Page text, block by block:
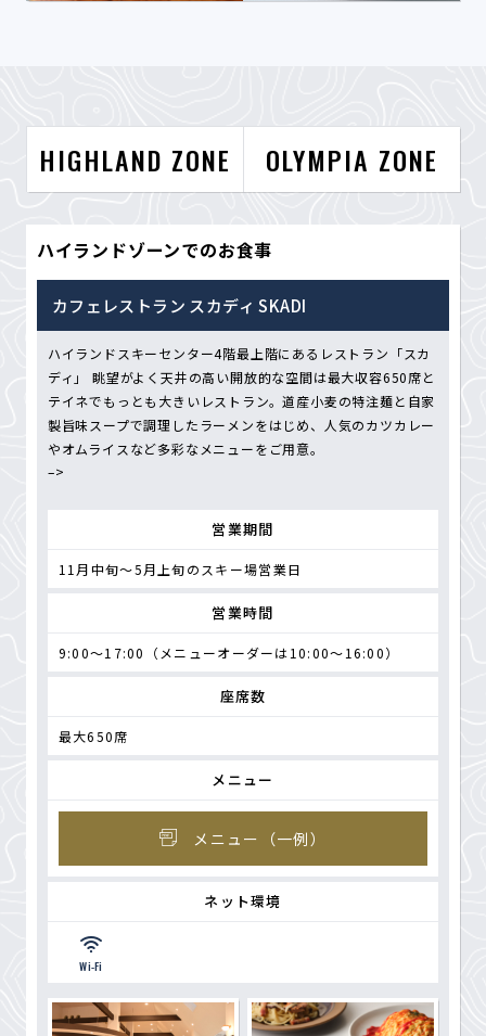
HIGHLAND ZONE OLYMPIA ZONE
ハイランドゾーンでのお食事
カフェレストラン スカディ SKADI
ハイランドスキーセンター4階最上階にあるレストラン「スカ
ディ」 眺望がよく天井の高い開放的な空間は最大収容650席と
テイネでもっとも大きいレストラン。道産小麦の特注麺と自家
製旨味スープで調理したラーメンをはじめ、人気のカツカレー
やオムライスなど多彩なメニューをご用意。
–>
営業期間
11月中旬～5月上旬のスキー場営業日
営業時間
9:00～17:00（メニューオーダーは10:00～16:00）
座席数
最大650席
メニュー
メニュー（一例）
ネット環境
Wi-Fi